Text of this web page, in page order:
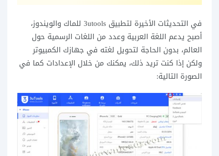
في التحديثات الأخيرة لتطبيق 3utools للماك والويندوز،
أصبح يدعم اللغة العربية وعدد من اللغات الرسمية حول
العالم، بدون الحاجة لتحويل لغته في جهازك الكمبيوتر
ولكن إذا كنت تريد ذلك، يمكنك من خلال الإعدادات كما في
الصورة التالية: